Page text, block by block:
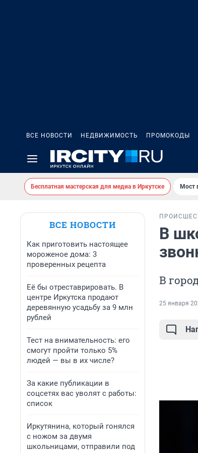
ВСЕ НОВОСТИ НЕДВИЖИМОСТЬ ПРОМОКОДЫ
Бесплатная мастерская для медиа в Иркутске Мост
ВСЕ НОВОСТИ
Как приготовить настоящее
мороженое дома: 3
проверенных рецепта
Её бы отреставрировать. В
центре Иркутска продают
деревянную усадьбу за 9 млн
рублей
Тест на внимательность: его
смогут пройти только 5%
людей — вы в их числе?
За какие публикации в
соцсетях вас уволят с работы:
список
Иркутянина, который гонялся
с ножом за двумя
школьницами, отправили под
В
В
25 января